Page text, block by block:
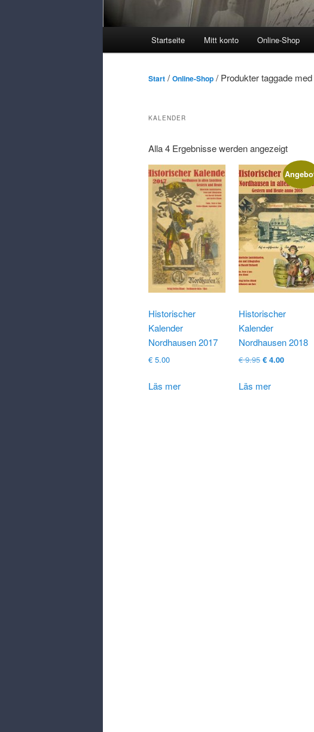
Startseite Mitt konto Online-Shop
Start / Online-Shop / Produkter taggade med
KALENDER
Alla 4 Ergebnisse werden angezeigt
Historischer
Kalender
Nordhausen 2017
€ 5.00
Läs mer
Historischer
Kalender
Nordhausen 2018
€9.95 Ursprungligt
var:
€4.00Nuvarande
Läs mer